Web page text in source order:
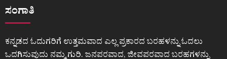
ಸಂಗಾತಿ
ಕನ್ನಡದ ಓದುಗರಿಗೆ ಉತ್ತಮವಾದ ಎಲ್ಲ ಪ್ರಕಾರದ ಬರಹಳನ್ನು ಓದಲು
ಒದಗಿಸುವುದು ನಮ್ಮ ಗುರಿ. ಜನಪರವಾದ, ಜೀವಪರವಾದ ಬರಹಗಳನ್ನು